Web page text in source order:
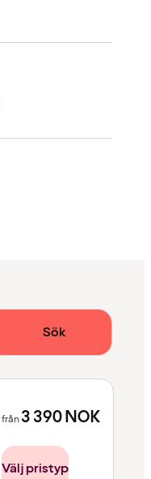
Sök
från3 390NOK
Välj pristyp